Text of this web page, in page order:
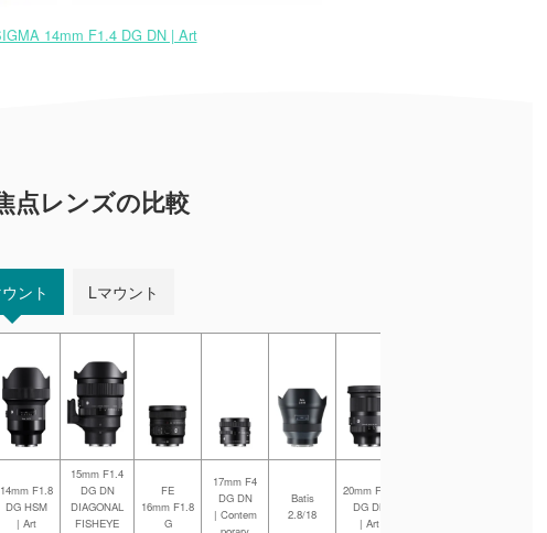
14mm F1.4 DG DN | Art
点レンズの比較
ント Lマウント
14mm F1.8
DG HSM
| Art
15mm F1.4
DG DN
DIAGONAL
FISHEYE
FE
16mm F1.8
G
17mm F4
DG DN
| Contem
Batis
2.8/18
20mm F1.4
DG DN
| Art